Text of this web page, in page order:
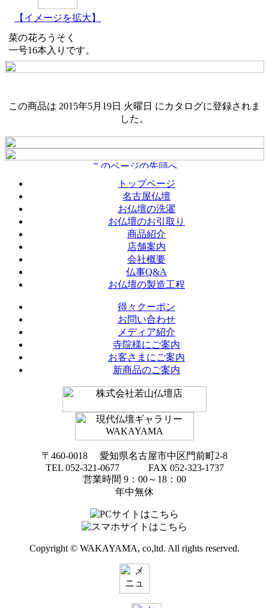
【イメージを拡大】
菜の花ろうそく
一号16本入りです。
この商品は 2015年5月19日 火曜日 にカタログに登録されま
した。
トップページ
名古屋仏壇
お仏壇の洗濯
お仏壇のお引取り
商品紹介
店舗案内
会社概要
仏事Q&A
お仏壇の製造工程
得々クーポン
お問い合わせ
メディア紹介
寺院様にご案内
お客さまにご案内
新商品のご案内
〒460-0018 愛知県名古屋市中区門前町2-8
TEL 052-321-0677 FAX 052-323-1737
営業時間 9：00～18：00
年中無休
Copyright © WAKAYAMA, co,ltd. All rights reserved.